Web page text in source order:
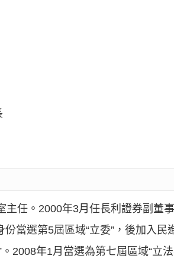
主任。2000年3月任長利證券副
當選第5屆區域“立委”，後加入
2008年1月當選為第七屆區域“立法